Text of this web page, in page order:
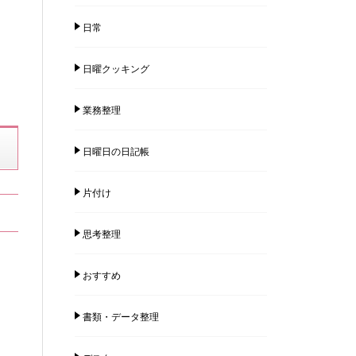
日常
日曜クッキング
業務整理
日曜日の日記帳
片付け
思考整理
おすすめ
書類・データ整理